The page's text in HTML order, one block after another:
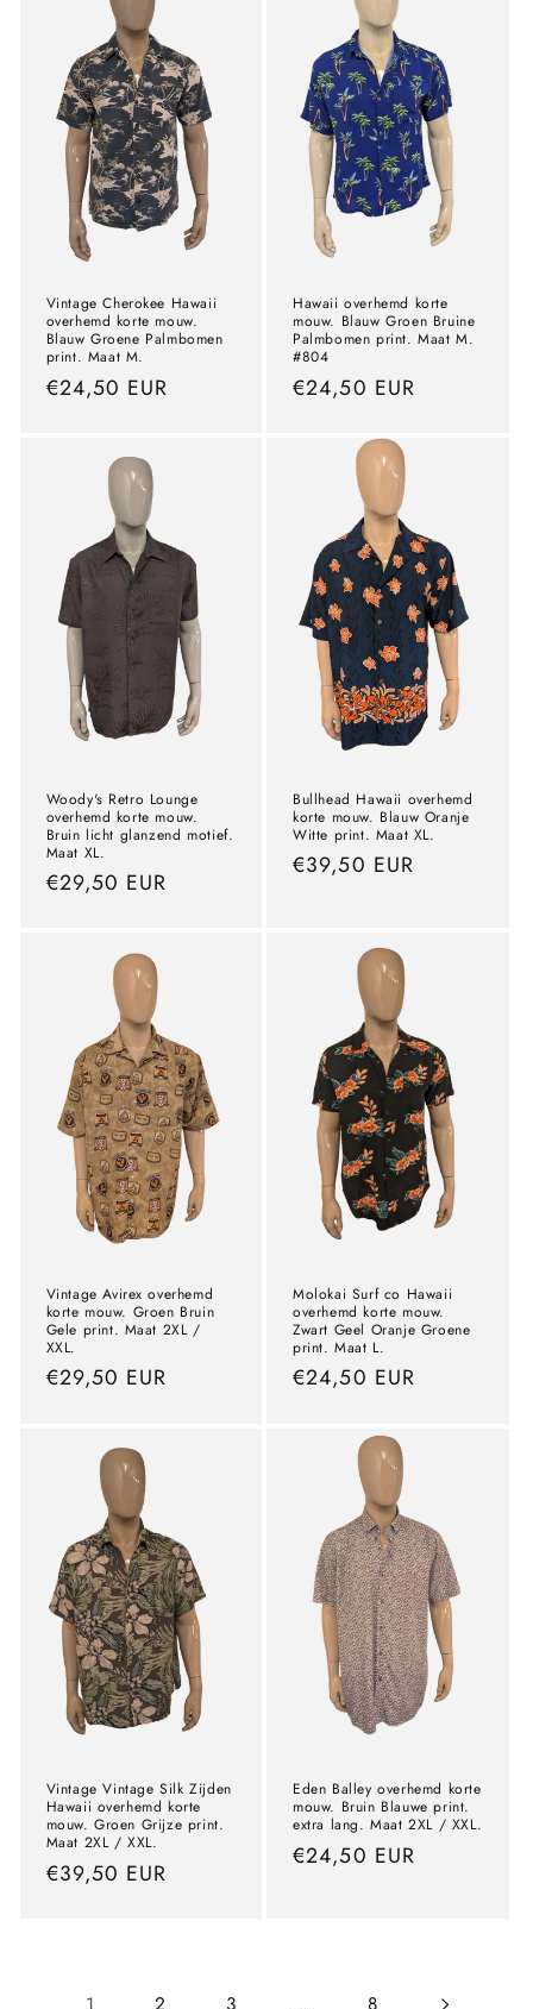
Vintage Cherokee Hawaii
overhemd korte mouw.
Blauw Groene Palmbomen
print. Maat M.
precio
€24,50 EUR
Hawaii overhemd korte
mouw. Blauw Groen Bruine
Palmbomen print. Maat M.
#804
precio
€24,50 EUR
Woody's Retro Lounge
overhemd korte mouw.
Bruin licht glanzend motief.
Maat XL.
precio
€29,50 EUR
Bullhead Hawaii overhemd
korte mouw. Blauw Oranje
Witte print. Maat XL.
precio
€39,50 EUR
Vintage Avirex overhemd
korte mouw. Groen Bruin
Gele print. Maat 2XL /
XXL.
precio
€29,50 EUR
Molokai Surf co Hawaii
overhemd korte mouw.
Zwart Geel Oranje Groene
print. Maat L.
precio
€24,50 EUR
Vintage Vintage Silk Zijden
Hawaii overhemd korte
mouw. Groen Grijze print.
Maat 2XL / XXL.
precio
€39,50 EUR
Eden Balley overhemd korte
mouw. Bruin Blauwe print.
extra lang. Maat 2XL / XXL.
precio
€24,50 EUR